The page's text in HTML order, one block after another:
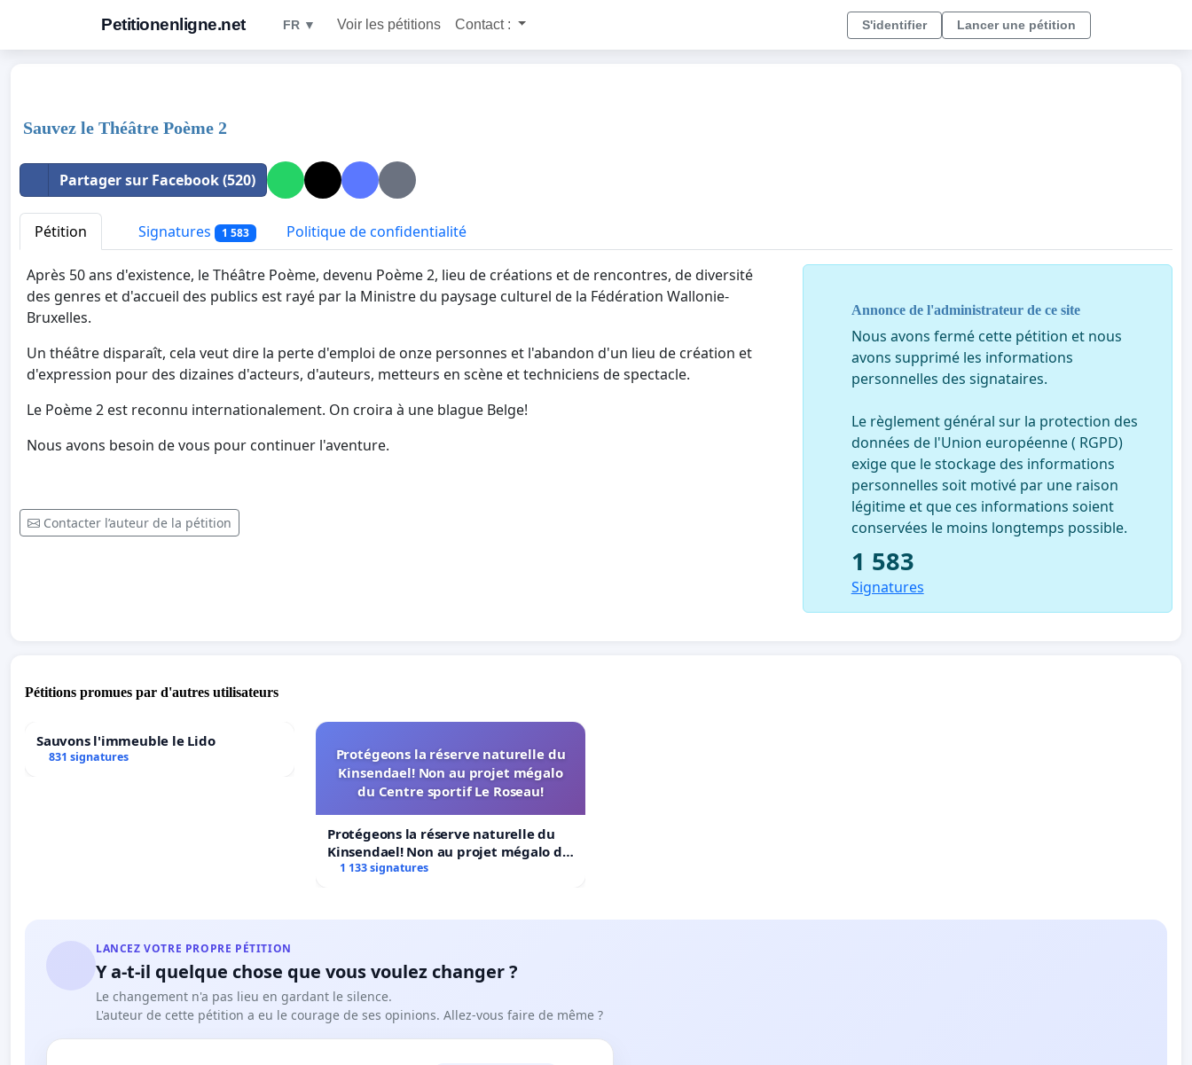
Petitionenligne.net FR ▼ Voir les pétitions Contact : S'identifier Lancer une pétition
Sauvez le Théâtre Poème 2
Partager sur Facebook (520)
Pétition Signatures 1 583 Politique de confidentialité
Après 50 ans d'existence, le Théâtre Poème, devenu Poème 2, lieu de créations et de rencontres, de diversité
des genres et d'accueil des publics est rayé par la Ministre du paysage culturel de la Fédération Wallonie-
Bruxelles.
Un théâtre disparaît, cela veut dire la perte d'emploi de onze personnes et l'abandon d'un lieu de création et
d'expression pour des dizaines d'acteurs, d'auteurs, metteurs en scène et techniciens de spectacle.
Le Poème 2 est reconnu internationalement. On croira à une blague Belge!
Nous avons besoin de vous pour continuer l'aventure.
Contacter l’auteur de la pétition
Annonce de l'administrateur de ce site
Nous avons fermé cette pétition et nous
avons supprimé les informations
personnelles des signataires.
Le règlement général sur la protection des
données de l'Union européenne ( RGPD)
exige que le stockage des informations
personnelles soit motivé par une raison
légitime et que ces informations soient
conservées le moins longtemps possible.
1 583
Signatures
Pétitions promues par d'autres utilisateurs
Sauvons l'immeuble le Lido
831 signatures
Protégeons la réserve naturelle du
Kinsendael! Non au projet mégalo
du Centre sportif Le Roseau!
Protégeons la réserve naturelle du
Kinsendael! Non au projet mégalo du
Centre sportif Le Roseau!
1 133 signatures
LANCEZ VOTRE PROPRE PÉTITION
Y a-t-il quelque chose que vous voulez changer ?
Le changement n'a pas lieu en gardant le silence.
L'auteur de cette pétition a eu le courage de ses opinions. Allez-vous faire de même ?